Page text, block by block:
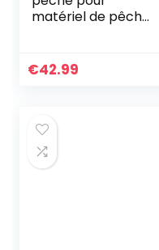
matériel de pêche
ceinture et
€42.99